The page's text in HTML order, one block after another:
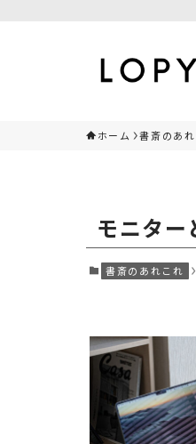
ホーム 書斎のあ
モニター
書斎のあれこれ